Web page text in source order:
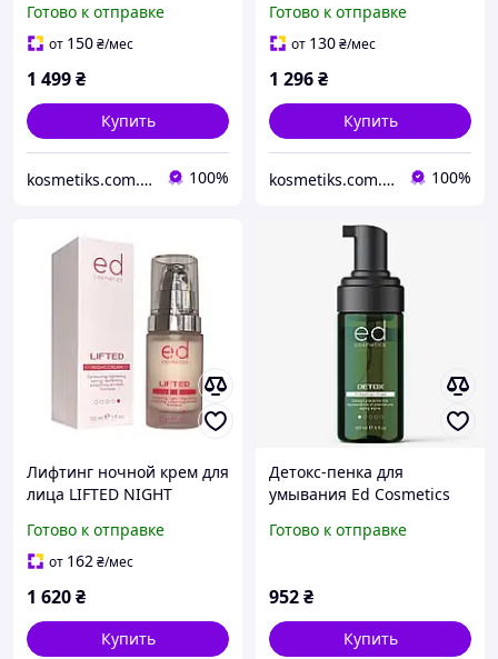
Cream, 30 мл
Готово к отправке
от 150₴/мес
1 499₴
Купить
kosmetiks.com.ua 100%
50ml
Готово к отправке
от 130₴/мес
1 296₴
Купить
kosmetiks.com.ua 100%
Лифтинг ночной крем для
лица LIFTED NIGHT
мл
Готово к отправке
от 162₴/мес
1 620₴
Купить
Детокс-пенка для
умывания Ed Cosmetics
мл
Готово к отправке
952₴
Купить